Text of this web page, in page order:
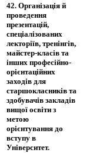
42. Організація й
проведення
презентацій,
спеціалізованих
лекторіїв, тренінгів,
майстер-класів та
інших професійно-
орієнтаційних
заходів для
старшокласників та
здобувачів закладів
вищої освіти з
метою
орієнтування до
вступу в
Університет.